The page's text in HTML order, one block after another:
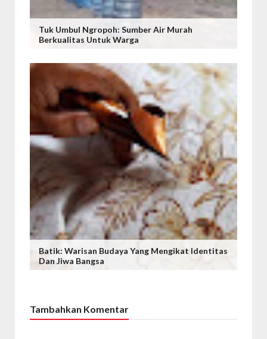
Tuk Umbul Ngropoh: Sumber Air Murah
Berkualitas Untuk Warga
Batik: Warisan Budaya Yang Mengikat Identitas
Dan Jiwa Bangsa
Tambahkan Komentar